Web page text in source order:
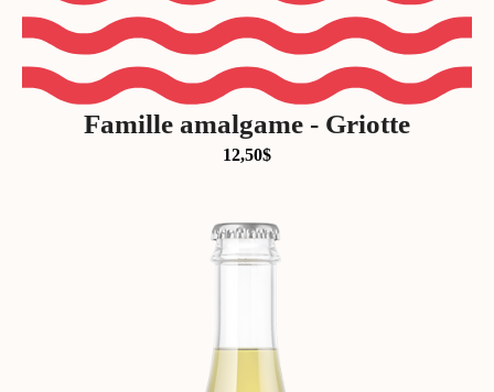
Famille amalgame - Griotte
12,50$